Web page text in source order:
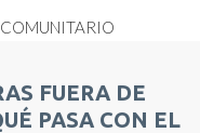
FUERA DE
PASA CON EL